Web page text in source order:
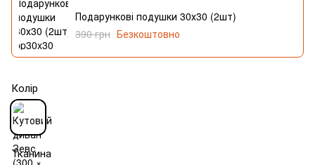
Подарункові подушки 30х30 (2шт)
390 грн Безкоштовно
Колір
Тканина